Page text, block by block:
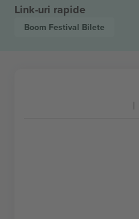
Link-uri rapide
Boom Festival Bilete